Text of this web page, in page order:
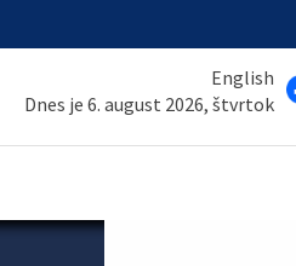
English
Dnes je 6. august 2026, štvrtok